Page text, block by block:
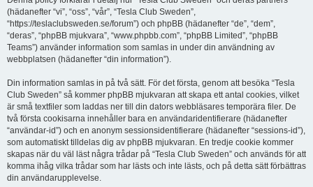
(hädanefter “vi”, “oss”, “vår”, “Tesla Club Sweden”,
“https://teslaclubsweden.se/forum”) och phpBB (hädanefter “de”, “dem”,
“deras”, “phpBB mjukvara”, “www.phpbb.com”, “phpBB Limited”, “phpBB
Teams”) använder information som samlas in under din användning av
webbplatsen (hädanefter “din information”).
Din information samlas in på två sätt. För det första, genom att besöka “Tesla
Club Sweden” så kommer phpBB mjukvaran att skapa ett antal cookies, vilket
är små textfiler som laddas ner till din dators webbläsares temporära filer. De
två första cookisarna innehåller bara en användaridentifierare (hädanefter
“användar-id”) och en anonym sessionsidentifierare (hädanefter “sessions-id”),
som automatiskt tilldelas dig av phpBB mjukvaran. En tredje cookie kommer
skapas när du väl läst några trådar på “Tesla Club Sweden” och används för att
komma ihåg vilka trådar som har lästs och inte lästs, och på detta sätt förbättras
din användarupplevelse.